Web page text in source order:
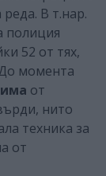
реда. В т.нар.
полиция
52 от тях,
момента
от
нито
техника за
от